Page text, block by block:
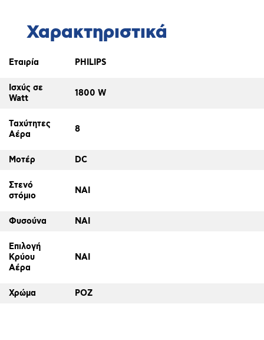
Χαρακτηριστικά
Εταιρία PHILIPS
Ισχύς σε
Watt
1800 W
Ταχύτητες
Αέρα
8
Μοτέρ DC
Στενό
στόμιο
ΝΑΙ
Φυσούνα ΝΑΙ
Επιλογή
Κρύου
Αέρα
ΝΑΙ
Χρώμα ΡΟΖ